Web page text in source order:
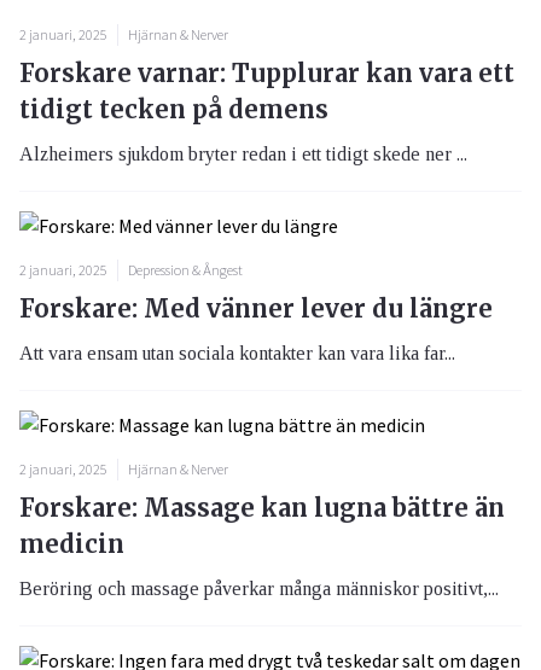
2 januari, 2025 Hjärnan & Nerver
Forskare varnar: Tupplurar kan vara ett
tidigt tecken på demens
Alzheimers sjukdom bryter redan i ett tidigt skede ner ...
2 januari, 2025 Depression & Ångest
Forskare: Med vänner lever du längre
Att vara ensam utan sociala kontakter kan vara lika far...
2 januari, 2025 Hjärnan & Nerver
Forskare: Massage kan lugna bättre än
medicin
Beröring och massage påverkar många människor positivt,...